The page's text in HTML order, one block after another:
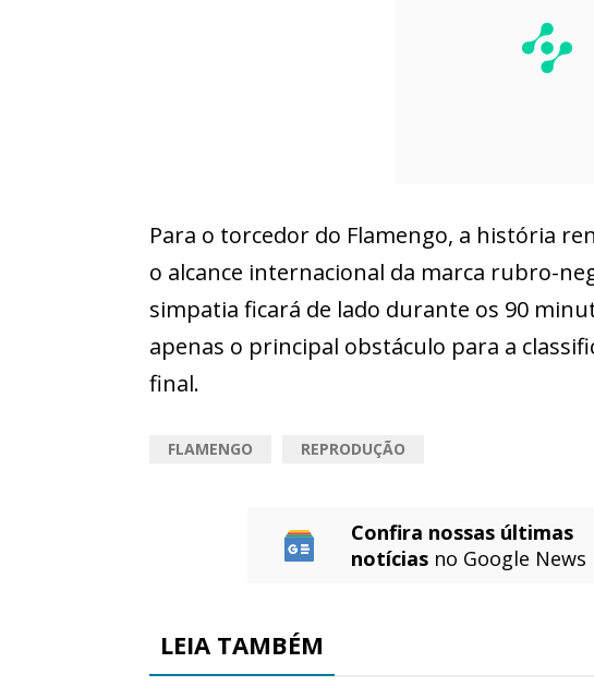
Para o torcedor do Flamengo, a história
o alcance internacional da marca rubro-
simpatia ficará de lado durante os 90
apenas o principal obstáculo para a
final.
FLAMENGO REPRODUÇÃO
Confira nossas últimas
notícias no Google News
LEIA TAMBÉM